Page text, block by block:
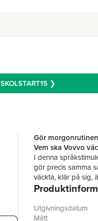
SKOLSTART15❯
Gör
Vem ska Vovvo
I denna
gör precis samma
väckta, klär på sig,
Genom
Kille-kill, klappi-
strumporna idag?
Utgivningsdatum
Mått